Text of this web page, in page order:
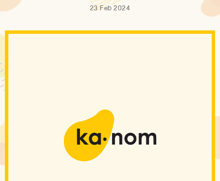
23 Feb 2024